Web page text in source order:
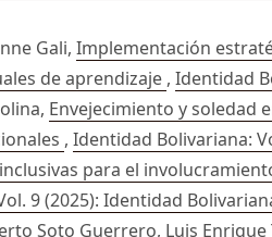
Gali,Implementación
de aprendizaje ,Identidad
Envejecimiento y soledad
,Identidad Bolivariana:
para el
9 (2025): Identidad
Soto Guerrero, Luis